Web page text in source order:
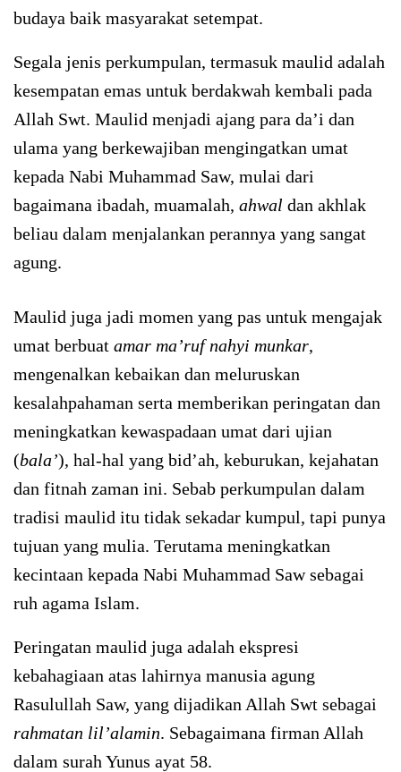
budaya baik masyarakat setempat.
Segala jenis perkumpulan, termasuk maulid adalah
kesempatan emas untuk berdakwah kembali pada
Allah Swt. Maulid menjadi ajang para da’i dan
ulama yang berkewajiban mengingatkan umat
kepada Nabi Muhammad Saw, mulai dari
bagaimana ibadah, muamalah, ahwal dan akhlak
beliau dalam menjalankan perannya yang sangat
agung.
Maulid juga jadi momen yang pas untuk mengajak
umat berbuat amar ma’ruf nahyi munkar,
mengenalkan kebaikan dan meluruskan
kesalahpahaman serta memberikan peringatan dan
meningkatkan kewaspadaan umat dari ujian
(bala’), hal-hal yang bid’ah, keburukan, kejahatan
dan fitnah zaman ini. Sebab perkumpulan dalam
tradisi maulid itu tidak sekadar kumpul, tapi punya
tujuan yang mulia. Terutama meningkatkan
kecintaan kepada Nabi Muhammad Saw sebagai
ruh agama Islam.
Peringatan maulid juga adalah ekspresi
kebahagiaan atas lahirnya manusia agung
Rasulullah Saw, yang dijadikan Allah Swt sebagai
rahmatan lil’alamin. Sebagaimana firman Allah
dalam surah Yunus ayat 58.